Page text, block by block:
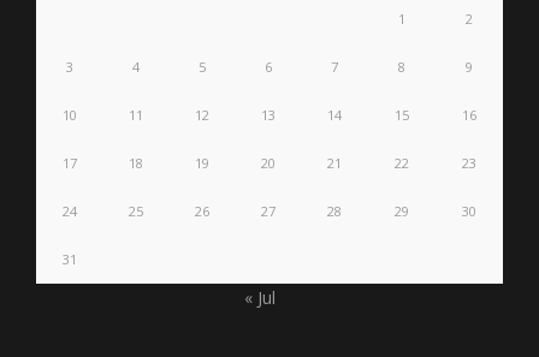
1 2
3 4 5 6 7 8 9
10 11 12 13 14 15 16
17 18 19 20 21 22 23
24 25 26 27 28 29 30
31
« Jul